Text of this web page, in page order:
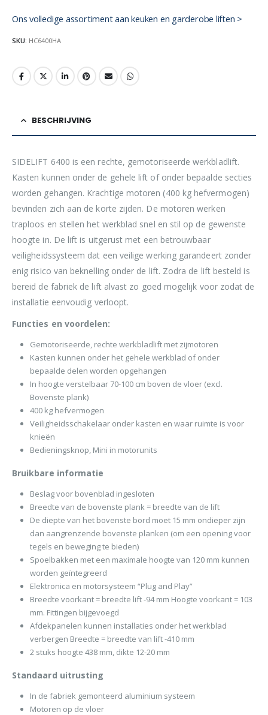
Ons volledige assortiment aan keuken en garderobe liften >
SKU: HC6400HA
BESCHRIJVING
SIDELIFT 6400 is een rechte, gemotoriseerde werkbladlift.
Kasten kunnen onder de gehele lift of onder bepaalde secties
worden gehangen. Krachtige motoren (400 kg hefvermogen)
bevinden zich aan de korte zijden. De motoren werken
traploos en stellen het werkblad snel en stil op de gewenste
hoogte in. De lift is uitgerust met een betrouwbaar
veiligheidssysteem dat een veilige werking garandeert zonder
enig risico van beknelling onder de lift. Zodra de lift besteld is
bereid de fabriek de lift alvast zo goed mogelijk voor zodat de
installatie eenvoudig verloopt.
Functies en voordelen:
Gemotoriseerde, rechte werkbladlift met zijmotoren
Kasten kunnen onder het gehele werkblad of onder
bepaalde delen worden opgehangen
In hoogte verstelbaar 70-100 cm boven de vloer (excl.
Bovenste plank)
400 kg hefvermogen
Veiligheidsschakelaar onder kasten en waar ruimte is voor
knieën
Bedieningsknop, Mini in motorunits
Bruikbare informatie
Beslag voor bovenblad ingesloten
Breedte van de bovenste plank = breedte van de lift
De diepte van het bovenste bord moet 15 mm ondieper zijn
dan aangrenzende bovenste planken (om een opening voor
tegels en beweging te bieden)
Spoelbakken met een maximale hoogte van 120 mm kunnen
worden geïntegreerd
Elektronica en motorsysteem “Plug and Play”
Breedte voorkant = breedte lift -94 mm Hoogte voorkant = 103
mm. Fittingen bijgevoegd
Afdekpanelen kunnen installaties onder het werkblad
verbergen Breedte = breedte van lift -410 mm
2 stuks hoogte 438 mm, dikte 12-20 mm
Standaard uitrusting
In de fabriek gemonteerd aluminium systeem
Motoren op de vloer